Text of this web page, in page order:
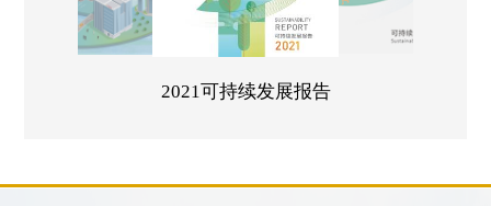
2021可持续发展报告